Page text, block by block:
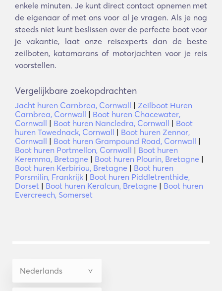
enkele minuten. Je kunt direct contact opnemen met
de eigenaar of met ons voor al je vragen. Als je nog
steeds niet kunt beslissen over de perfecte boot voor
je vakantie, laat onze reisexperts dan de beste
zeilboten, katamarans of motorjachten voor je reis
voorstellen.
Vergelijkbare zoekopdrachten
Jacht huren Carnbrea, Cornwall | Zeilboot Huren
Carnbrea, Cornwall | Boot huren Chacewater,
Cornwall | Boot huren Nancledra, Cornwall | Boot
huren Towednack, Cornwall | Boot huren Zennor,
Cornwall | Boot huren Grampound Road, Cornwall |
Boot huren Portmellon, Cornwall | Boot huren
Keremma, Bretagne | Boot huren Plourin, Bretagne |
Boot huren Kerbiriou, Bretagne | Boot huren
Porsmilin, Frankrijk | Boot huren Piddletrenthide,
Dorset | Boot huren Keralcun, Bretagne | Boot huren
Evercreech, Somerset